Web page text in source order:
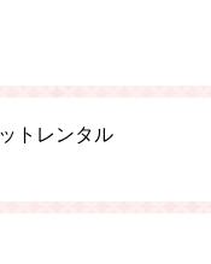
トレンタル